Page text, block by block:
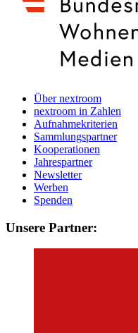
Über nextroom
nextroom in Zahlen
Aufnahmekriterien
Sammlungspartner
Kooperationen
Jahrespartner
Newsletter
Werben
Spenden
Unsere Partner: